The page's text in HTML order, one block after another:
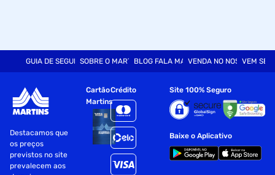
GUIA DE SEGURANÇASOBRE O MARTINSBLOG FALA MARTVENDA NO NOSSO SITE
VEM SER
Destacamos que
os preços
previstos no site
prevalecem aos
Cartão
Martins
Crédito Site 100% Seguro
Baixe o Aplicativo